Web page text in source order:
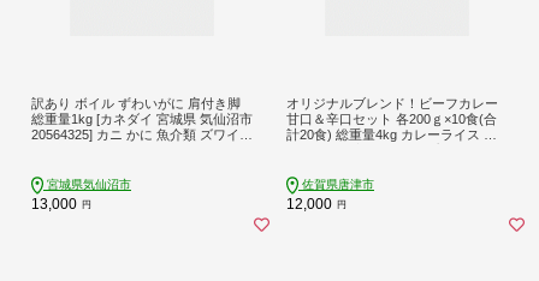
訳あり ボイル ずわいがに 肩付き脚
総重量1kg [カネダイ 宮城県 気仙沼市
20564325] カニ かに 魚介類 ズワイガ
鮮 ご褒美
宮城県気仙沼市
13,000 円
オリジナルブレンド！ビーフカレー
甘口＆辛口セット 各200ｇ×10食(合
計20食) 総重量4kg カレーライス レ
佐賀県唐津市
12,000 円